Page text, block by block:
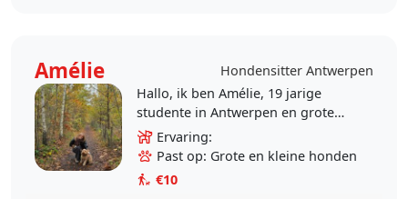
Amélie
Hondensitter Antwerpen
Hallo, ik ben Amélie, 19 jarige
studente in Antwerpen en grote
dierenvriend. Ik geniet er zo van
om tijd met honden door te
brengen: wandelen,..
Ervaring:
Past op: Grote en kleine honden
€10